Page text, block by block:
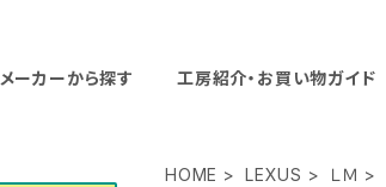
メーカーから探す 工房紹介・お買い物ガイド
HOME LEXUS ＬＭ